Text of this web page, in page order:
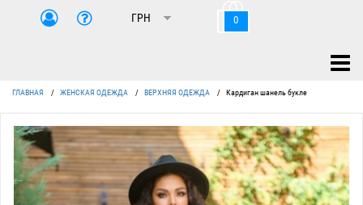
0
ГЛАВНАЯ / ЖЕНСКАЯ ОДЕЖДА / ВЕРХНЯЯ ОДЕЖДА / Кардиган шанель букле